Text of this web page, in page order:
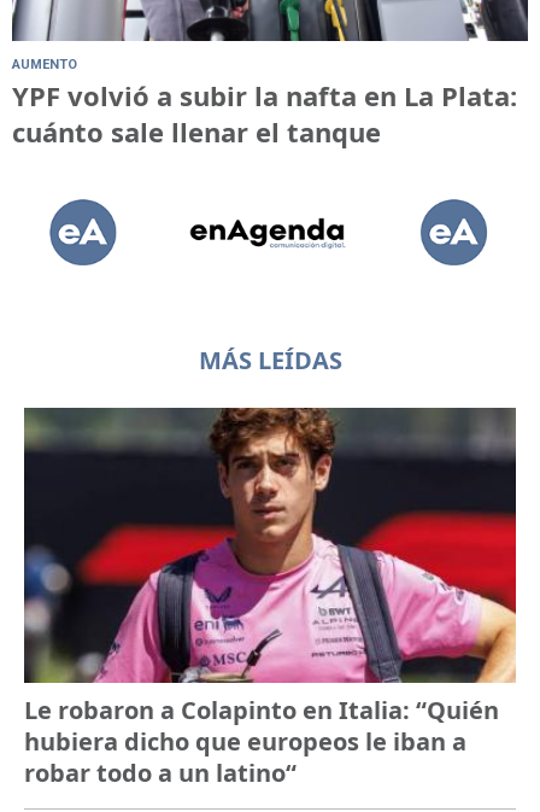
AUMENTO
YPF volvió a subir la nafta en La Plata:
cuánto sale llenar el tanque
MÁS LEÍDAS
Le robaron a Colapinto en Italia: “Quién
hubiera dicho que europeos le iban a
robar todo a un latino“